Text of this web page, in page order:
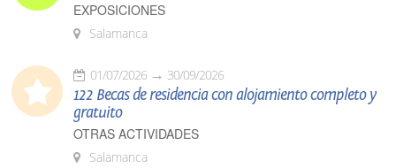
EXPOSICIONES
Salamanca
01/07/2026 30/09/2026
122 Becas de residencia con alojamiento completo y
gratuito
OTRAS ACTIVIDADES
Salamanca